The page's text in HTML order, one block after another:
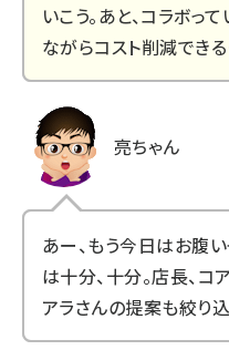
いこう。あと、コラボっ
ながらコスト削減でき
亮ちゃん
あー、もう今日はお腹い
は十分、十分。店長、コ
アラさんの提案も絞り